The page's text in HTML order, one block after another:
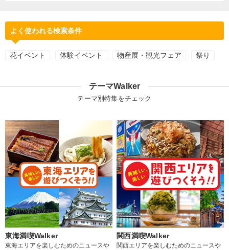
よく使われる検索条件
花イベント 体験イベント 物産展・観光フェア 祭り
テーマWalker
テーマ別特集をチェック
東海満喫Walker
東海エリアを楽しむためのニュースや
関西満喫Walker
関西エリアを楽しむためのニュースや